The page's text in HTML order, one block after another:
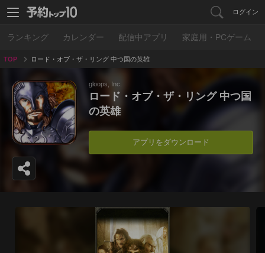
ログイン
ランキング カレンダー 配信中アプリ 家庭用・PCゲーム
TOP ロード・オブ・ザ・リング 中つ国の英雄
gloops, Inc.
ロード・オブ・ザ・リング 中つ国
の英雄
アプリをダウンロード